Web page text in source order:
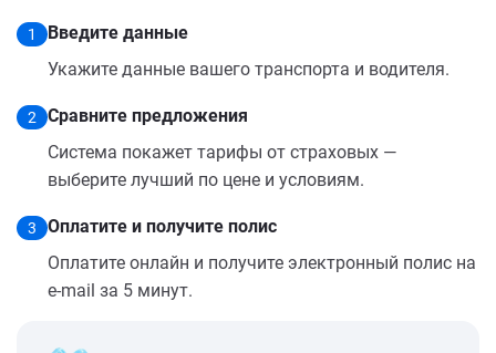
1
Введите данные
Укажите данные вашего транспорта и водителя.
2
Сравните предложения
Система покажет тарифы от страховых —
выберите лучший по цене и условиям.
3
Оплатите и получите полис
Оплатите онлайн и получите электронный полис на
e-mail за 5 минут.